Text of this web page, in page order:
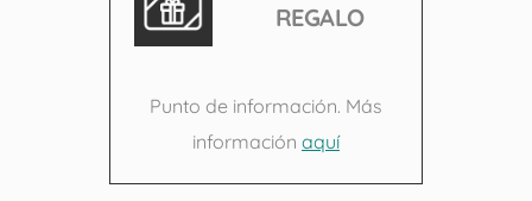
REGALO
Punto de información. Más
información aquí